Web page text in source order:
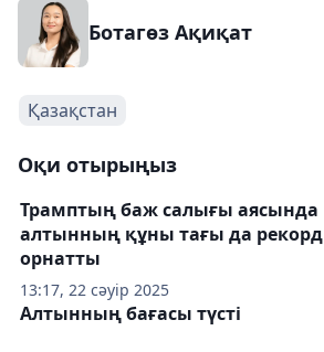
Ботагөз Ақиқат
Қазақстан
Оқи отырыңыз
13:17, 22 сәуір 2025
Трамптың баж салығы аясында
алтынның құны тағы да рекорд
орнатты
Алтынның бағасы түсті